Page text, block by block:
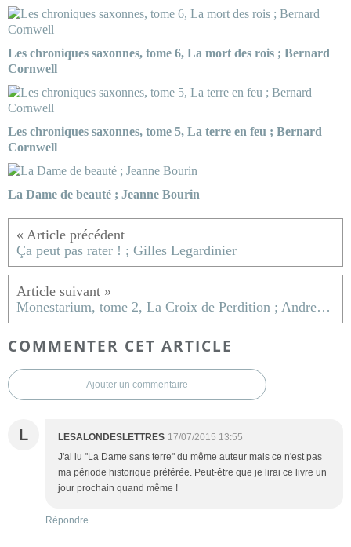
Les chroniques saxonnes, tome 6, La mort des rois ; Bernard
Cornwell
Les chroniques saxonnes, tome 5, La terre en feu ; Bernard
Cornwell
La Dame de beauté ; Jeanne Bourin
Ça peut pas rater ! ; Gilles Legardinier
Monestarium, tome 2, La Croix de Perdition ; Andrea H. Japp
COMMENTER CET ARTICLE
Ajouter un commentaire
L LESALONDESLETTRES 17/07/2015 13:55
J'ai lu "La Dame sans terre" du même auteur mais ce n'est pas
ma période historique préférée. Peut-être que je lirai ce livre un
jour prochain quand même !
Répondre